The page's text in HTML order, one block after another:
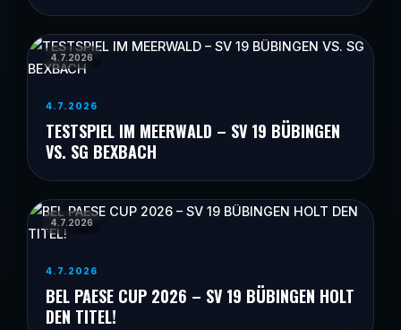
4.7.2026
4.7.2026
TESTSPIEL IM MEERWALD – SV 19 BÜBINGEN
VS. SG BEXBACH
4.7.2026
4.7.2026
BEL PAESE CUP 2026 – SV 19 BÜBINGEN HOLT
DEN TITEL!